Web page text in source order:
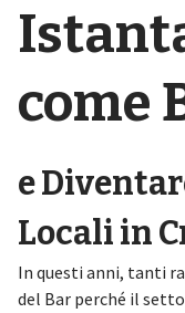
come
e
Locali in
In questi anni, tanti
del Bar perché il